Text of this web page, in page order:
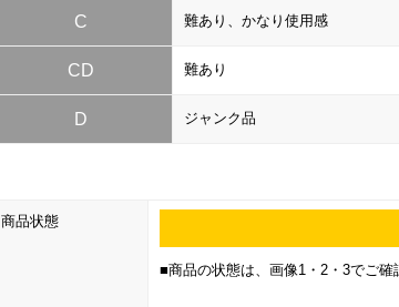
C 難あり、かなり使用感
CD 難あり
D ジャンク品
商品状態
■商品の状態は、画像1・2・3でご確